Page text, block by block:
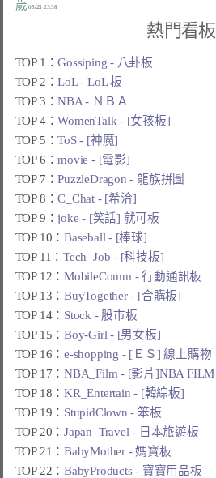
歲
05/25 23:38
熱門看板
TOP 1：Gossiping - 八卦板
TOP 2：LoL - LoL 板
TOP 3：NBA - ＮＢＡ
TOP 4：WomenTalk - [女孩板]
TOP 5：ToS - [神魔]
TOP 6：movie - [電影]
TOP 7：PuzzleDragon - 龍族拼圖
TOP 8：C_Chat - [希洽]
TOP 9：joke - [笑話] 就可板
TOP 10：Baseball - [棒球]
TOP 11：Tech_Job - [科技板]
TOP 12：MobileComm - 行動通訊板
TOP 13：BuyTogether - [合購板]
TOP 14： Stock - 股市板
TOP 15：Boy-Girl - [男女板]
TOP 16：e-shopping - [ＥＳ] 線上購物
TOP 17：NBA_Film - [影片]NBA FILM
TOP 18：KR_Entertain - [韓綜板]
TOP 19： StupidClown - 笨板
TOP 20：Japan_Travel - 日本旅遊板
TOP 21：BabyMother - 媽寶板
TOP 22：BabyProducts - 寶寶用品板